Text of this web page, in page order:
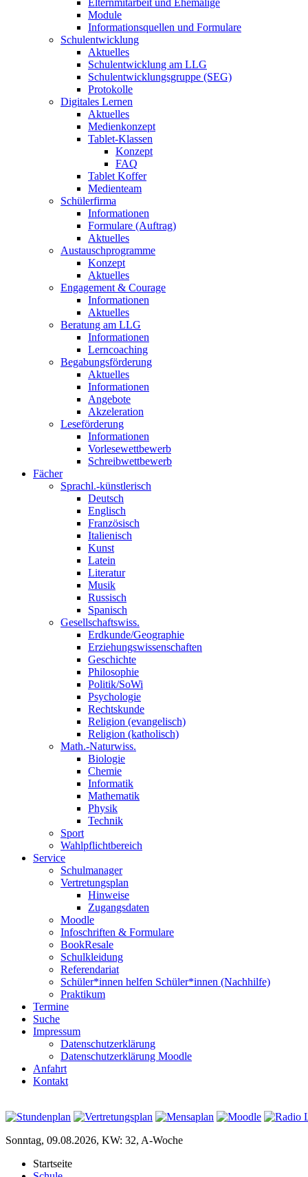
Elternmitarbeit und Ehemalige
Module
Informationsquellen und Formulare
Schulentwicklung
Aktuelles
Schulentwicklung am LLG
Schulentwicklungsgruppe (SEG)
Protokolle
Digitales Lernen
Aktuelles
Medienkonzept
Tablet-Klassen
Konzept
FAQ
Tablet Koffer
Medienteam
Schülerfirma
Informationen
Formulare (Auftrag)
Aktuelles
Austauschprogramme
Konzept
Aktuelles
Engagement & Courage
Informationen
Aktuelles
Beratung am LLG
Informationen
Lerncoaching
Begabungsförderung
Aktuelles
Informationen
Angebote
Akzeleration
Leseförderung
Informationen
Vorlesewettbewerb
Schreibwettbewerb
Fächer
Sprachl.-künstlerisch
Deutsch
Englisch
Französisch
Italienisch
Kunst
Latein
Literatur
Musik
Russisch
Spanisch
Gesellschaftswiss.
Erdkunde/Geographie
Erziehungswissenschaften
Geschichte
Philosophie
Politik/SoWi
Psychologie
Rechtskunde
Religion (evangelisch)
Religion (katholisch)
Math.-Naturwiss.
Biologie
Chemie
Informatik
Mathematik
Physik
Technik
Sport
Wahlpflichtbereich
Service
Schulmanager
Vertretungsplan
Hinweise
Zugangsdaten
Moodle
Infoschriften & Formulare
BookResale
Schulkleidung
Referendariat
Schüler*innen helfen Schüler*innen (Nachhilfe)
Praktikum
Termine
Suche
Impressum
Datenschutzerklärung
Datenschutzerklärung Moodle
Anfahrt
Kontakt
Sonntag, 09.08.2026, KW: 32, A-Woche
Startseite